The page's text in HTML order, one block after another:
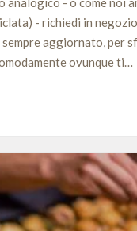
- richiedi in
sempre aggiornato, per
ovunque ti…